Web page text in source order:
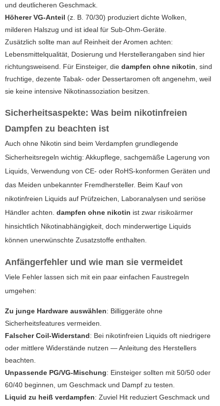
und deutlicheren Geschmack.
Höherer VG-Anteil (z. B. 70/30) produziert dichte Wolken,
milderen Halszug und ist ideal für Sub-Ohm-Geräte.
Zusätzlich sollte man auf Reinheit der Aromen achten:
Lebensmittelqualität, Dosierung und Herstellerangaben sind hier
richtungsweisend. Für Einsteiger, die dampfen ohne nikotin , sind
fruchtige, dezente Tabak- oder Dessertaromen oft angenehm, weil
sie keine intensive Nikotinassoziation besitzen.
Sicherheitsaspekte: Was beim nikotinfreien
Dampfen zu beachten ist
Auch ohne Nikotin sind beim Verdampfen grundlegende
Sicherheitsregeln wichtig: Akkupflege, sachgemäße Lagerung von
Liquids, Verwendung von CE- oder RoHS-konformen Geräten und
das Meiden unbekannter Fremdhersteller. Beim Kauf von
nikotinfreien Liquids auf Prüfzeichen, Laboranalysen und seriöse
Händler achten. dampfen ohne nikotin ist zwar risikoärmer
hinsichtlich Nikotinabhängigkeit, doch minderwertige Liquids
können unerwünschte Zusatzstoffe enthalten.
Anfängerfehler und wie man sie vermeidet
Viele Fehler lassen sich mit ein paar einfachen Faustregeln
umgehen:
Zu junge Hardware auswählen: Billiggeräte ohne
Sicherheitsfeatures vermeiden.
Falscher Coil-Widerstand: Bei nikotinfreien Liquids oft niedrigere
oder mittlere Widerstände nutzen — Anleitung des Herstellers
beachten.
Unpassende PG/VG-Mischung: Einsteiger sollten mit 50/50 oder
60/40 beginnen, um Geschmack und Dampf zu testen.
Liquid zu heiß verdampfen: Zuviel Hit reduziert Geschmack und